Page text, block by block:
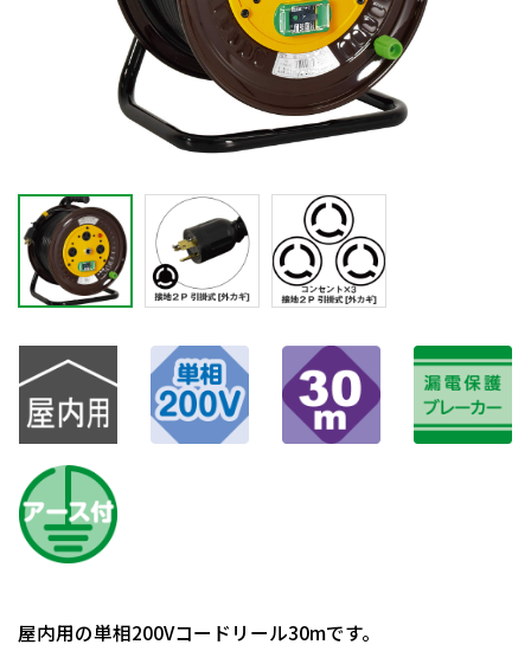
屋内用の単相200Vコードリール30mです。